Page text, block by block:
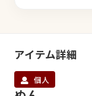
アイテム詳細
個人